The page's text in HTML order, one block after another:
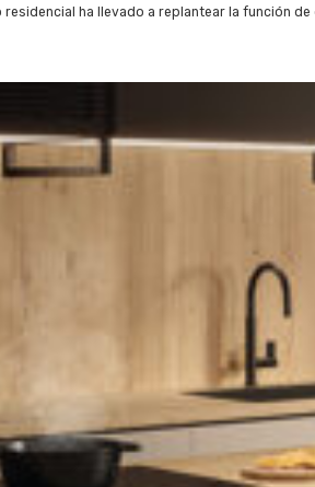
residencial ha llevado a replantear la función